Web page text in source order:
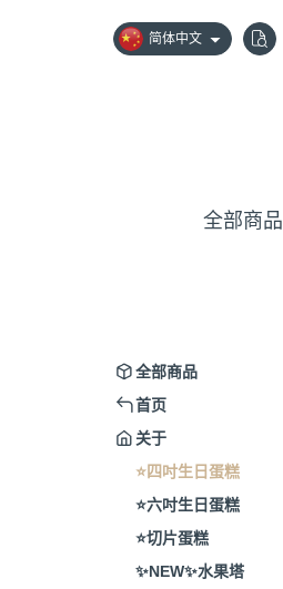
简体中文
全部商品
全部商品
首页
关于
⭐️四吋生日蛋糕
⭐️六吋生日蛋糕
⭐️切片蛋糕
✨NEW✨水果塔